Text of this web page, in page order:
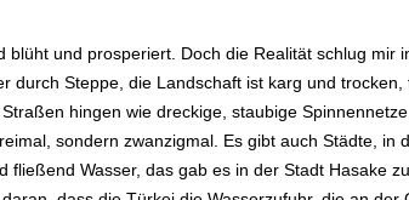
und prosperiert. Doch die Realität schlug mir
Steppe, die Landschaft ist karg und trocken,
hingen wie dreckige, staubige
sondern zwanzigmal. Es gibt auch Städte, in
Wasser, das gab es in der Stadt Hasake